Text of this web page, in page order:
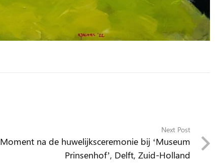
Next Post
Moment na de huwelijksceremonie bij ‘Museum
Prinsenhof’, Delft, Zuid-Holland